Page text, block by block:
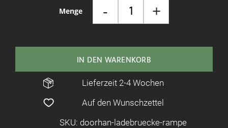
Menge - +
IN DEN WARENKORB
Lieferzeit 2-4 Wochen
Auf den Wunschzettel
SKU: doorhan-ladebruecke-rampe